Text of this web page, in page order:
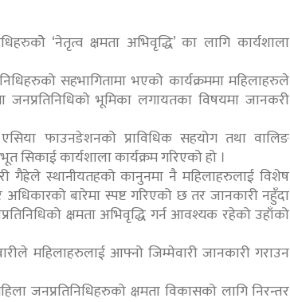
‘नेतृत्व क्षमता अभिवृद्धि’ का लागि कार्यशाला
सहभागितामा भएको कार्यक्रममा महिलाहरुले
भूमिका लगायतका विषयमा जानकरी
फाउनडेशनको प्राविधिक सहयोग तथा वालिङ
सिकाई कार्यशाला कार्यक्रम गरिएको हो ।
गैह्रेले स्थानीयतहको कानुनमा नै महिलाहरुलाई विशेष
बारेमा स्पष्ट गरिएको छ तर जानकारी नहुँदा
क्षमता अभिवृद्धि गर्न आवश्यक रहेको उहाँको
महिलाहरुलाई आफ्नो जिम्मेवारी जानकारी गराउन
जनप्रतिनिधिहरुको क्षमता विकासको लागि निरन्तर